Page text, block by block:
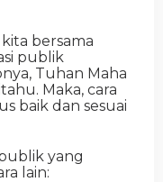
bersama
publik
Tuhan Maha
Maka, cara
baik dan sesuai
yang
lain: